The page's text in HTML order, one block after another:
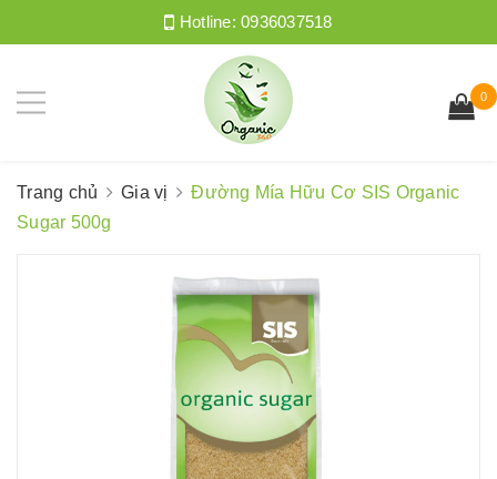
Hotline:0936037518
0
Trang chủ Gia vị
Đường Mía Hữu Cơ SIS Organic
Sugar 500g